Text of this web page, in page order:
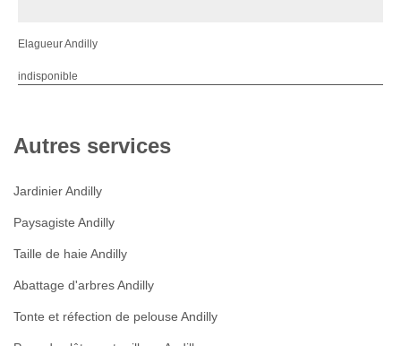
Elagueur Andilly
indisponible
Autres services
Jardinier Andilly
Paysagiste Andilly
Taille de haie Andilly
Abattage d'arbres Andilly
Tonte et réfection de pelouse Andilly